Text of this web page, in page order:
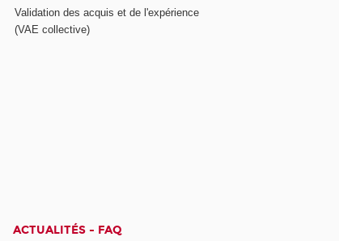
Validation des acquis et de l'expérience
(VAE collective)
ACTUALITÉS - FAQ